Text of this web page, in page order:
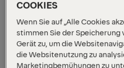
PK 13.501 SLD 3
COOKIES
Wenn Sie auf „Alle Cookies
stimmen Sie der Speicherung
Gerät zu, um die
die Websitenutzung zu
Marketingbemühungen zu